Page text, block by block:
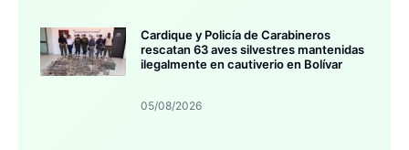
Cardique y Policía de Carabineros
rescatan 63 aves silvestres mantenidas
ilegalmente en cautiverio en Bolívar
05/08/2026